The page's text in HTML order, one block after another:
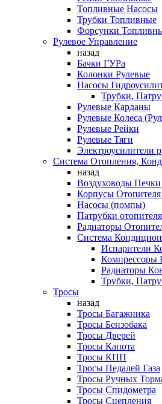
Топливные Насосы
Трубки Топливные
Форсунки
Рулевое Управление
назад
Бачки ГУРа
Колонки Рулевые
Насосы
Трубки,
Рулевые Карданы
Рулевые Колеса
Рулевые Рейки
Рулевые Тяги
Электроусилители
Система Отопления,
назад
Воздуховоды Печки
Корпусы
Насосы (помпы)
Патрубки отопителя
Радиаторы
Система
Испарители
Компрессоры
Радиаторы
Трубки,
Тросы
назад
Тросы Багажника
Тросы Бензобака
Тросы Дверей
Тросы Капота
Тросы КПП
Тросы Педалей Газа
Тросы Ручных
Тросы Спидометра
Тросы Сцепления